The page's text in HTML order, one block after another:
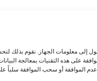
إلى معلومات الجهاز. نقوم بذلك
على هذه التقنيات بمعالجة
عدم الموافقة أو سحب الموافقة سلباً
ذا كوبلس
المتوفرة في متجرك بفضل